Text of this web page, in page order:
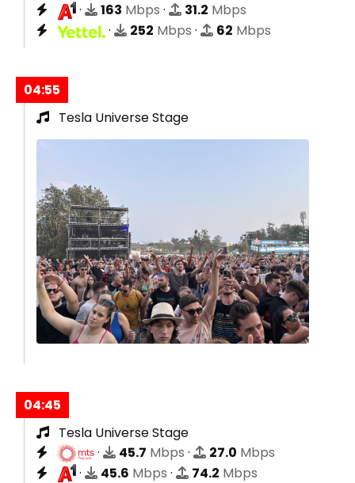
·
163 Mbps · 31.2 Mbps
·
252 Mbps · 62 Mbps
04:55
Tesla Universe Stage
04:45
Tesla Universe Stage
·
45.7 Mbps · 27.0 Mbps
·
45.6 Mbps · 74.2 Mbps